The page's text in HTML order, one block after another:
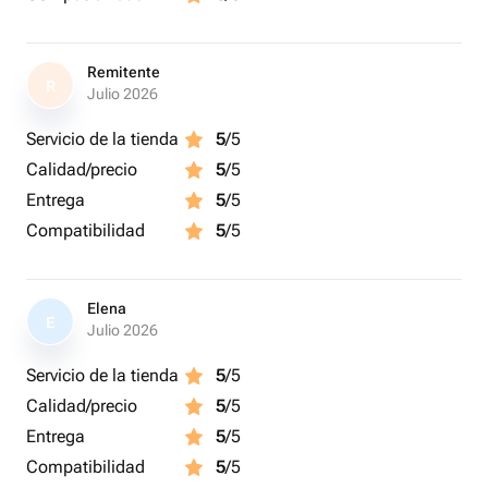
R
Remitente
Julio 2026
Servicio de la tienda 5/5
Calidad/precio
5/5
Entrega
5/5
Compatibilidad
5/5
E
Elena
Julio 2026
Servicio de la tienda 5/5
Calidad/precio
5/5
Entrega
5/5
Compatibilidad
5/5